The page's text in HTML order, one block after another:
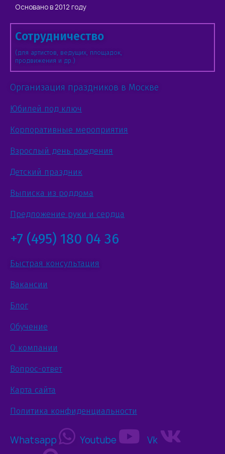
Основано в 2012 году
Сотрудничество
(для артистов, ведущих, площадок,
продвижения и др.)
Организация праздников в Москве
Юбилей под ключ
Корпоративные мероприятия
Взрослый день рождения
Детский праздник
Выписка из роддома
Предложение руки и сердца
+7 (495) 180 04 36
Быстрая консультация
Вакансии
Блог
Обучение
О компании
Вопрос-ответ
Карта сайта
Политика конфиденциальности
Whatsapp Youtube Vk